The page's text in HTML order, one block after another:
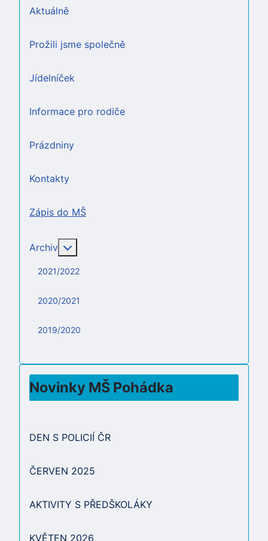
Aktuálně
Prožili jsme společně
Jídelníček
Informace pro rodiče
Prázdniny
Kontakty
Zápis do MŠ
Archiv
2021/2022
2020/2021
2019/2020
Novinky MŠ Pohádka
DEN S POLICIÍ ČR
ČERVEN 2025
AKTIVITY S PŘEDŠKOLÁKY
KVĚTEN 2026